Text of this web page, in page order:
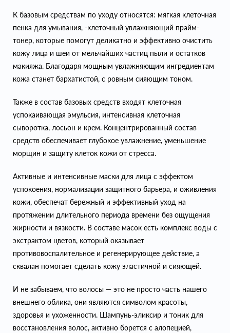
К базовым средствам по уходу относятся: мягкая клеточная
пенка для умывания, -клеточный увлажняющий прайм-
тонер, которые помогут деликатно и эффективно очистить
кожу лица и шеи от мельчайших частиц пыли и остатков
макияжа. Благодаря мощным увлажняющим ингредиентам
кожа станет бархатистой, с ровным сияющим тоном.
Также в состав базовых средств входят клеточная
успокаивающая эмульсия, интенсивная клеточная
сыворотка, лосьон и крем. Концентрированный состав
средств обеспечивает глубокое увлажнение, уменьшение
морщин и защиту клеток кожи от стресса.
Активные и интенсивные маски для лица с эффектом
успокоения, нормализации защитного барьера, и оживления
кожи, обеспечат бережный и эффективный уход на
протяжении длительного периода времени без ощущения
жирности и вязкости. В составе масок есть комплекс воды с
экстрактом цветов, который оказывает
противовоспалительное и регенерирующее действие, а
сквалан помогает сделать кожу эластичной и сияющей.
И не забываем, что волосы — это не просто часть нашего
внешнего облика, они являются символом красоты,
здоровья и ухоженности. Шампунь-эликсир и тоник для
восстановления волос, активно борется с алопецией,